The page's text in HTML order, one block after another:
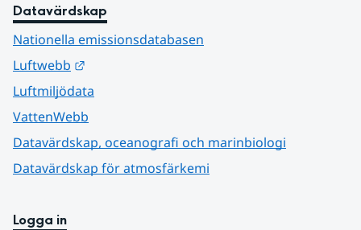
Datavärdskap
Nationella emissionsdatabasen
Luftwebb
Luftmiljödata
VattenWebb
Datavärdskap, oceanografi och marinbiologi
Datavärdskap för atmosfärkemi
Logga in